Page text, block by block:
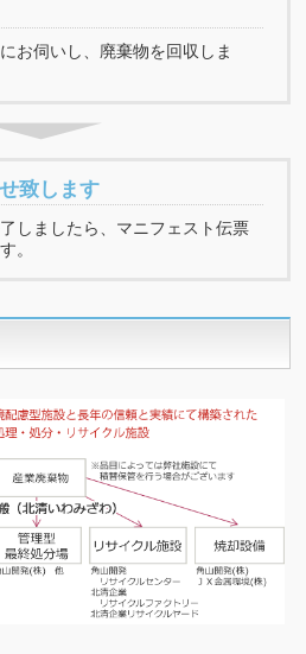
お伺いし、廃棄物を回収しま
致します
しましたら、マニフェスト伝票
。